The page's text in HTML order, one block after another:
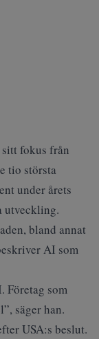
fokus från
tio största
under årets
utveckling.
bland annat
AI som
Företag som
säger han.
USA:s beslut.